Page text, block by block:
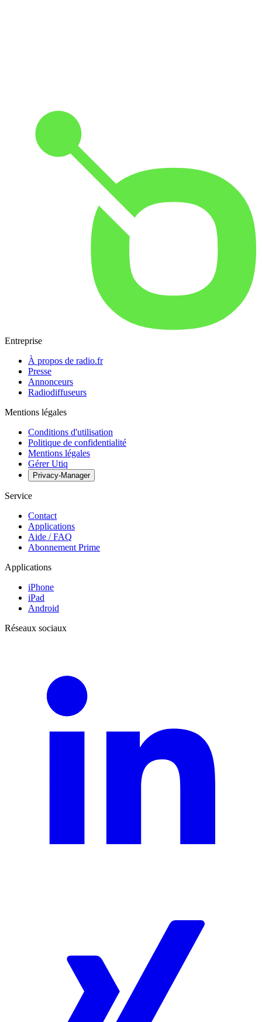
Entreprise
À propos de radio.fr
Presse
Annonceurs
Radiodiffuseurs
Mentions légales
Conditions d'utilisation
Politique de confidentialité
Mentions légales
Gérer Utiq
Privacy-Manager
Service
Contact
Applications
Aide / FAQ
Abonnement Prime
Applications
iPhone
iPad
Android
Réseaux sociaux